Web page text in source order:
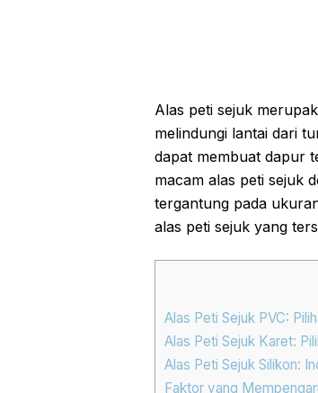
Alas peti sejuk
melindungi lantai dari
dapat membuat dapur
macam alas peti sejuk
tergantung pada
alas peti sejuk yang
Alas Peti Sejuk PVC:
Alas Peti Sejuk Karet:
Alas Peti Sejuk Silikon:
Faktor yang